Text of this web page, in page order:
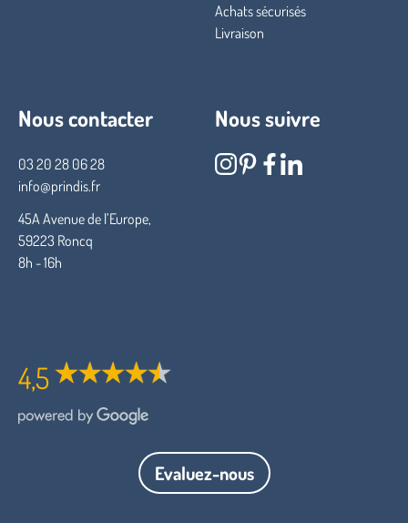
Achats sécurisés
Livraison
Nous contacter
03 20 28 06 28
info@prindis.fr
45A Avenue de l’Europe,
59223 Roncq
8h - 16h
Nous suivre
4,5
Evaluez-nous